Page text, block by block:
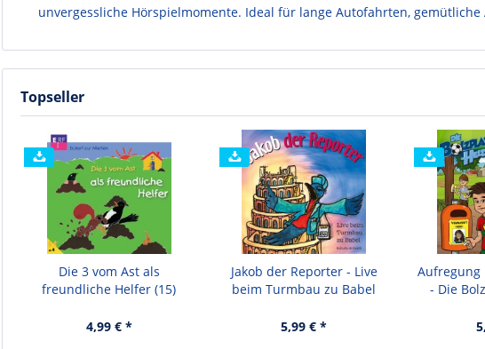
unvergessliche Hörspielmomente. Ideal für lange Autofahrten,
Topseller
Die 3 vom Ast als
freundliche Helfer (15)
4,99 € *
Jakob der Reporter - Live
beim Turmbau zu Babel
5,99 € *
Aufregung
- Die